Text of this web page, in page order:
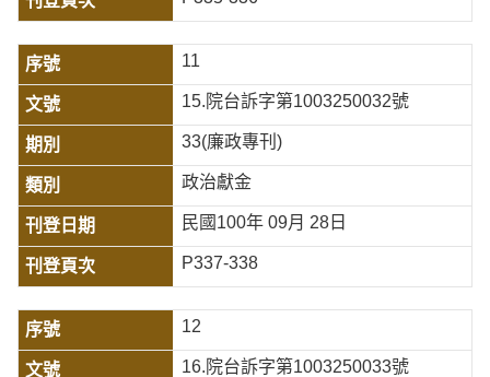
11
15.院台訴字第1003250032號
33(廉政專刊)
政治獻金
民國100年 09月 28日
P337-338
12
16.院台訴字第1003250033號